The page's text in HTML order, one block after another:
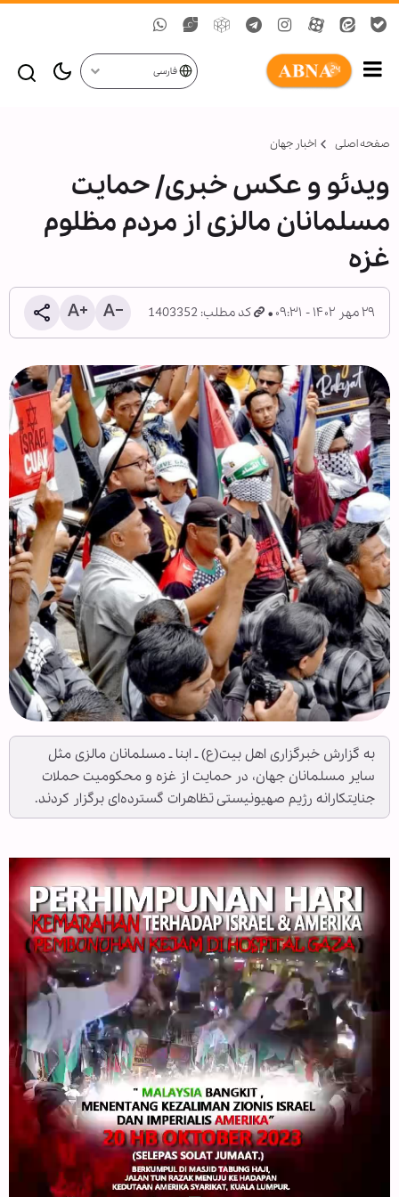
فارسی
صفحه اصلی اخبار جهان
ویدئو و عکس خبری/ حمایت
مسلمانان مالزی از مردم مظلوم
غزه
۲۹ مهر ۱۴۰۲ - ۰۹:۳۱ کد مطلب: 1403352
به گزارش خبرگزاری اهل بیت(ع) ـ ابنا ـ مسلمانان مالزی مثل
سایر مسلمانان جهان، در حمایت از غزه و محکومیت حملات
جنایتکارانه رژیم صهیونیستی تظاهرات گسترده‌ای برگزار کردند.